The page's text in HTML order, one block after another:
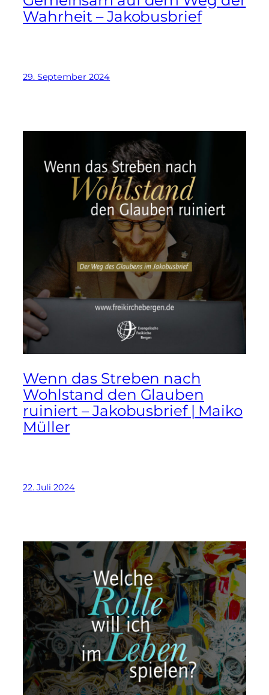
Wahrheit – Jakobusbrief
29. September 2024
Wenn das Streben nach
Wohlstand den Glauben
ruiniert – Jakobusbrief | Maiko
Müller
22. Juli 2024